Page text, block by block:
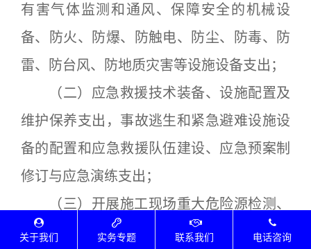
有害气体监测和通风、保障安全的机械设
备、防火、防爆、防触电、防尘、防毒、防
雷、防台风、防地质灾害等设施设备支出；
（二）应急救援技术装备、设施配置及
维护保养支出，事故逃生和紧急避难设施设
备的配置和应急救援队伍建设、应急预案制
修订与应急演练支出；
（三）开展施工现场重大危险源检测、
评估、监控支出，安全风险分级管控和事故
关于我们 实务专题 联系我们 电话咨询